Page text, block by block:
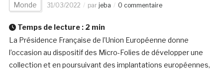
Monde 31/03/2022 par jeba 0 commentaire
Temps de lecture : 2 min
La Présidence Française de l’Union Européenne donne
l’occasion au dispositif des Micro-Folies de développer une
collection et en poursuivant des implantations européennes,